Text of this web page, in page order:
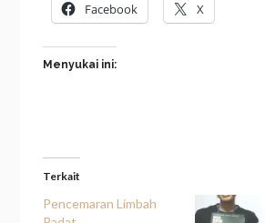
Facebook X
Menyukai ini:
Terkait
Pencemaran Limbah